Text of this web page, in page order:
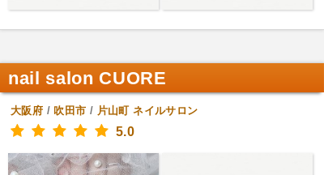
nail salon CUORE
大阪府 / 吹田市 / 片山町 ネイルサロン
5.0